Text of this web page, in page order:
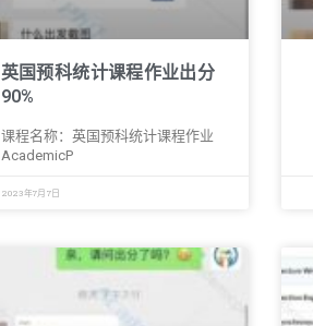
英国预科统计课程作业出分
90%
课程名称：英国预科统计课程作业
AcademicP
2023年7月7日